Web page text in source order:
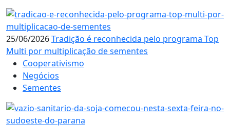
25/06/2026Tradição é reconhecida pelo programa Top
Multi por multiplicação de sementes
Cooperativismo
Negócios
Sementes